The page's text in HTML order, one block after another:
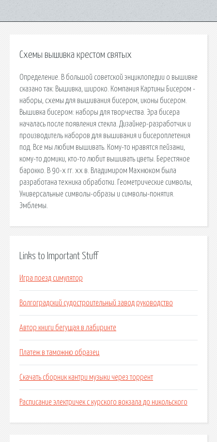
Схемы вышивка крестом святых
Определение. В большой советской энциклопедии о вышивке
сказано так: Вышивка, широко. Компания Картины Бисером -
наборы, схемы для вышивания бисером, иконы бисером.
Вышивка бисером: наборы для творчества. Эра бисера
началась после появления стекла. Дизайнер-разработчик и
производитель наборов для вышивания и бисероплетения
под. Все мы любим вышивать. Кому-то нравятся пейзажи,
кому-то домики, кто-то любит вышивать цветы. Берестяное
барокко. В 90-х гг. xx в. Владимиром Махнюком была
разработана техника обработки. Геометрические символы,
Универсальные символы-образы и символы-понятия.
Эмблемы.
Links to Important Stuff
Игра поезд симулятор
Волгоградский судостроительный завод руководство
Автор книги бегущая в лабиринте
Платеж в таможню образец
Скачать сборник кантри музыки через торрент
Расписание электричек с курского вокзала до никольского